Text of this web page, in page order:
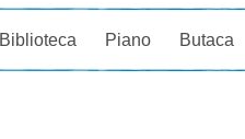
Biblioteca Piano Butaca